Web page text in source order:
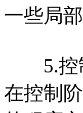
一些局
5.控制
在控制